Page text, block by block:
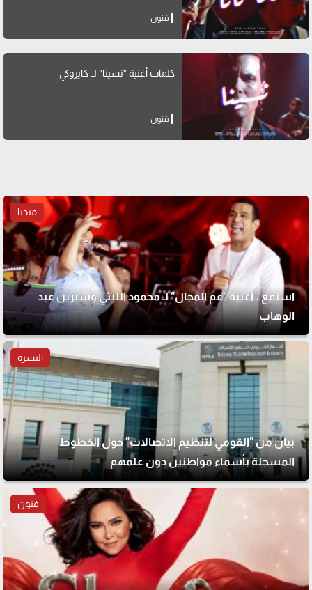
فنون
كلمات أغنية "نسينا" لــ كايروكي
فنون
ميديا
استمع.. أغنية "عم المجال" لـ محمود الليثي وشيرين عبد
الوهاب
النشرة
بيان من "القومي لتنظيم الاتصالات" حول الخطوط
المسجلة بأسماء مواطنين دون علمهم
فنون